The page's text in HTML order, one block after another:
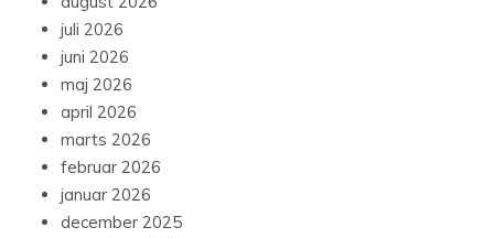
juli 2026
juni 2026
maj 2026
april 2026
marts 2026
februar 2026
januar 2026
december 2025